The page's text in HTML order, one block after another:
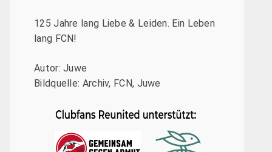
125 Jahre lang Liebe & Leiden. Ein Leben
lang FCN!
Autor: Juwe
Bildquelle: Archiv, FCN, Juwe